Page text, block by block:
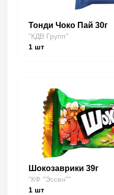
Тонди Чоко Пай 30г
"КДВ Групп"
1 шт
Шокозаврики 39г
"КФ "Эссен""
1 шт